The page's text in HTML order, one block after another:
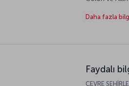
Daha fazla
Faydalı
ÇEVRE